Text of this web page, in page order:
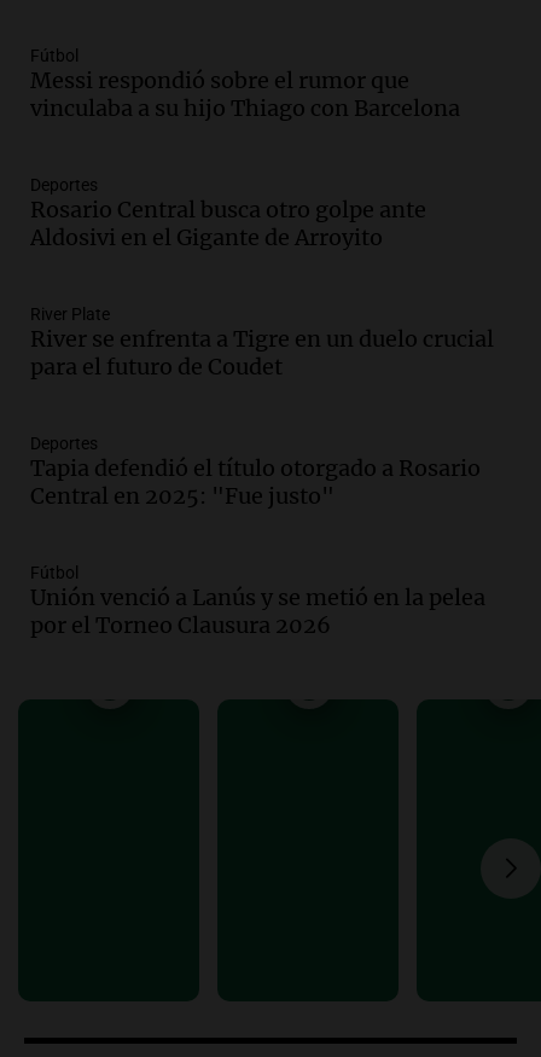
este miércoles
Noticias
Episodios
tensiones y críticas
Panorama Federal
Episodios
Nacional del Salame con la novedad de la
variedad “ultra premium”
Juntos
tras las críticas de Caputo: "Somos seres
humanos que trabajamos"
Noticias Rosario
Audio.
alrededores por nevadas y malas
condiciones de circulación
Audio.Se divorciaron y la Justicia
ordenó que ella le pague una renta por
Fútbol
Messi respondió sobre el rumor que
vinculaba a su hijo Thiago con Barcelona
Deportes
Rosario Central busca otro golpe ante
Aldosivi en el Gigante de Arroyito
River Plate
River se enfrenta a Tigre en un duelo crucial
para el futuro de Coudet
Deportes
Tapia defendió el título otorgado a Rosario
Central en 2025: "Fue justo"
Fútbol
Unión venció a Lanús y se metió en la pelea
por el Torneo Clausura 2026